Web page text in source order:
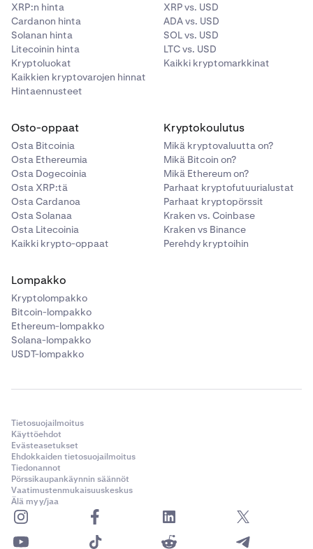
XRP:n hinta
Cardanon hinta
Solanan hinta
Litecoinin hinta
Kryptoluokat
Kaikkien kryptovarojen hinnat
Hintaennusteet
XRP vs. USD
ADA vs. USD
SOL vs. USD
LTC vs. USD
Kaikki kryptomarkkinat
Osto-oppaat
Osta Bitcoinia
Osta Ethereumia
Osta Dogecoinia
Osta XRP:tä
Osta Cardanoa
Osta Solanaa
Osta Litecoinia
Kaikki krypto-oppaat
Kryptokoulutus
Mikä kryptovaluutta on?
Mikä Bitcoin on?
Mikä Ethereum on?
Parhaat kryptofutuurialustat
Parhaat kryptopörssit
Kraken vs. Coinbase
Kraken vs Binance
Perehdy kryptoihin
Lompakko
Kryptolompakko
Bitcoin-lompakko
Ethereum-lompakko
Solana-lompakko
USDT-lompakko
Tietosuojailmoitus
Käyttöehdot
Evästeasetukset
Ehdokkaiden tietosuojailmoitus
Tiedonannot
Pörssikaupankäynnin säännöt
Vaatimustenmukaisuuskeskus
Älä myy/jaa